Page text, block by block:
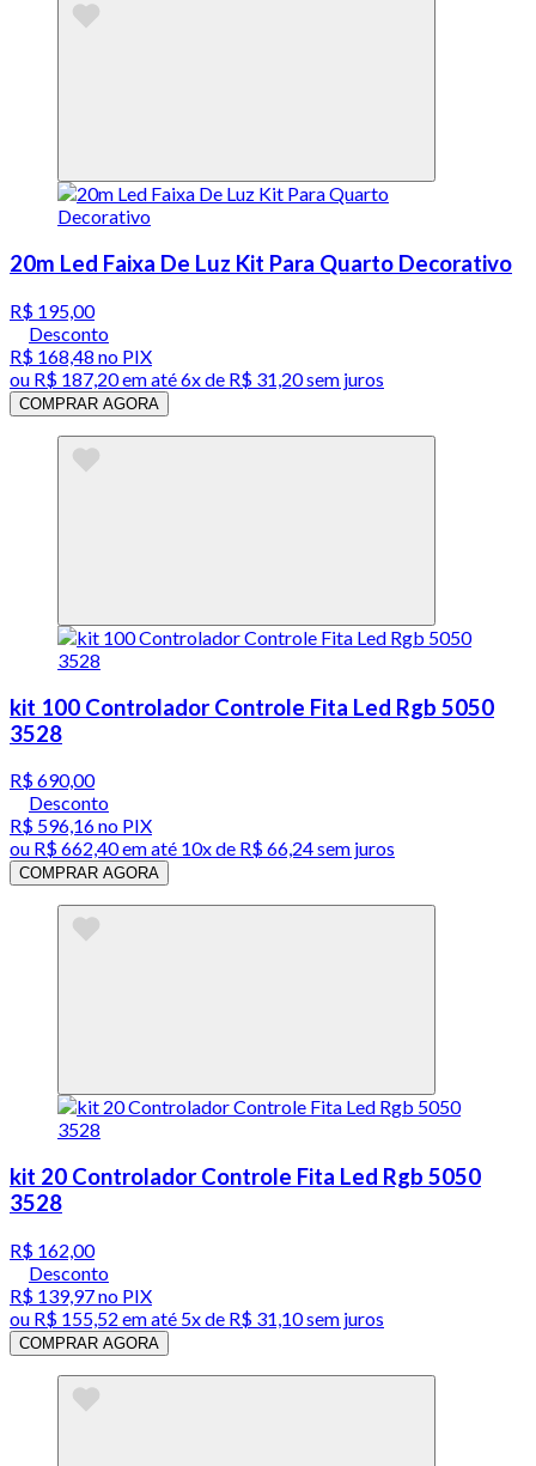
20m Led Faixa De Luz Kit Para Quarto Decorativo
R$ 195,00
Desconto
R$ 168,48 no PIX
ou R$ 187,20em até6x de R$ 31,20 sem juros
COMPRAR AGORA
kit 100 Controlador Controle Fita Led Rgb 5050
3528
R$ 690,00
Desconto
R$ 596,16no PIX
ou R$ 662,40em até 10x de R$ 66,24 sem juros
COMPRAR AGORA
kit 20 Controlador Controle Fita Led Rgb 5050
3528
R$ 162,00
Desconto
R$ 139,97no PIX
ou R$ 155,52 em até 5x de R$ 31,10 sem juros
COMPRAR AGORA